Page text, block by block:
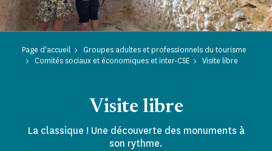
Page d'accueil
Groupes adultes et professionnels du tourisme
Comités sociaux et économiques et inter-CSE
Visite libre
Visite libre
La classique ! Une découverte des monuments à
son rythme.